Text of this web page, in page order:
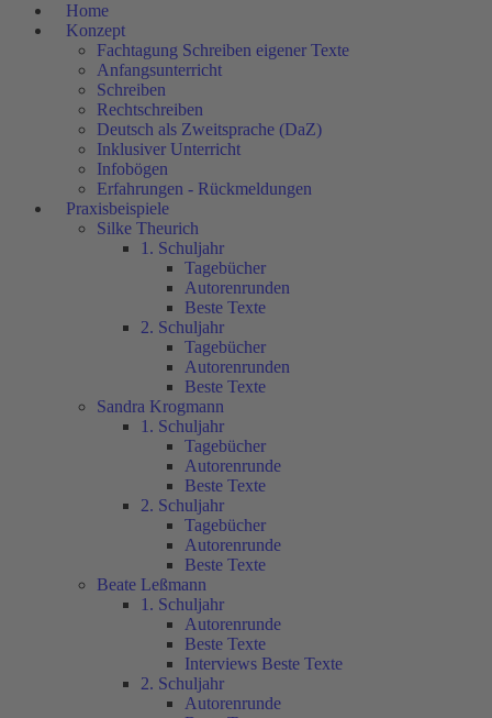
Home
Konzept
Fachtagung Schreiben eigener Texte
Anfangsunterricht
Schreiben
Rechtschreiben
Deutsch als Zweitsprache (DaZ)
Inklusiver Unterricht
Infobögen
Erfahrungen - Rückmeldungen
Praxisbeispiele
Silke Theurich
1. Schuljahr
Tagebücher
Autorenrunden
Beste Texte
2. Schuljahr
Tagebücher
Autorenrunden
Beste Texte
Sandra Krogmann
1. Schuljahr
Tagebücher
Autorenrunde
Beste Texte
2. Schuljahr
Tagebücher
Autorenrunde
Beste Texte
Beate Leßmann
1. Schuljahr
Autorenrunde
Beste Texte
Interviews Beste Texte
2. Schuljahr
Autorenrunde